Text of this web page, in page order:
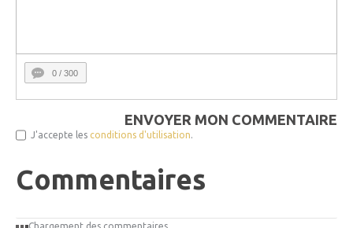
0 / 300
ENVOYER MON COMMENTAIRE
J'accepte les conditions d'utilisation.
Commentaires